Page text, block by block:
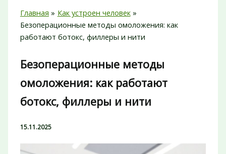
Главная
Как устроен человек
Безоперационные методы омоложения: как
работают ботокс, филлеры и нити
Безоперационные методы
омоложения: как работают
ботокс, филлеры и нити
15.11.2025